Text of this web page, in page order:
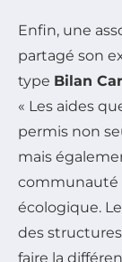
Enfin, une
partagé son
type Bilan
« Les aides
permis non
mais
communauté
écologique.
des
faire la